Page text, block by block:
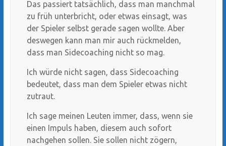
Das passiert tatsächlich, dass man manchmal
zu früh unterbricht, oder etwas einsagt, was
der Spieler selbst gerade sagen wollte. Aber
deswegen kann man mir auch rückmelden,
dass man Sidecoaching nicht so mag.
Ich würde nicht sagen, dass Sidecoaching
bedeutet, dass man dem Spieler etwas nicht
zutraut.
Ich sage meinen Leuten immer, dass, wenn sie
einen Impuls haben, diesem auch sofort
nachgehen sollen. Sie sollen nicht zögern,